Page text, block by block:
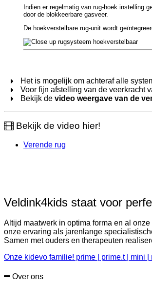
Indien er regelmatig van rug-hoek instelling
door de blokkeerbare gasveer.
De hoekverstelbare rug-unit wordt
Het is mogelijk om achteraf alle
Voor fijn afstelling van de veerkracht
Bekijk devideo weergave van de
Bekijk de video hier!
Verende rug
Veldink4kids staat voor
Altijd maatwerk in optima forma en al
onze ervaring als jarenlange
Samen met ouders en therapeuten
Onze kidevo familie! prime | prime.t | mini |
Over ons